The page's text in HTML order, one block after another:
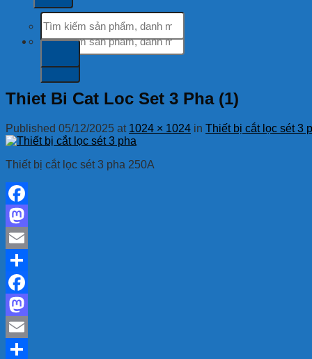
Tìm
kiếm:
Tìm
kiếm:
Thiet Bi Cat Loc Set 3 Pha (1)
Published 05/12/2025 at 1024 × 1024 in Thiết bị cắt lọc sét 3
Thiết bị cắt lọc sét 3 pha 250A
Facebook
Mastodon
Email
Share
Facebook
Mastodon
Email